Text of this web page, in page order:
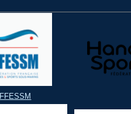
FFESSM